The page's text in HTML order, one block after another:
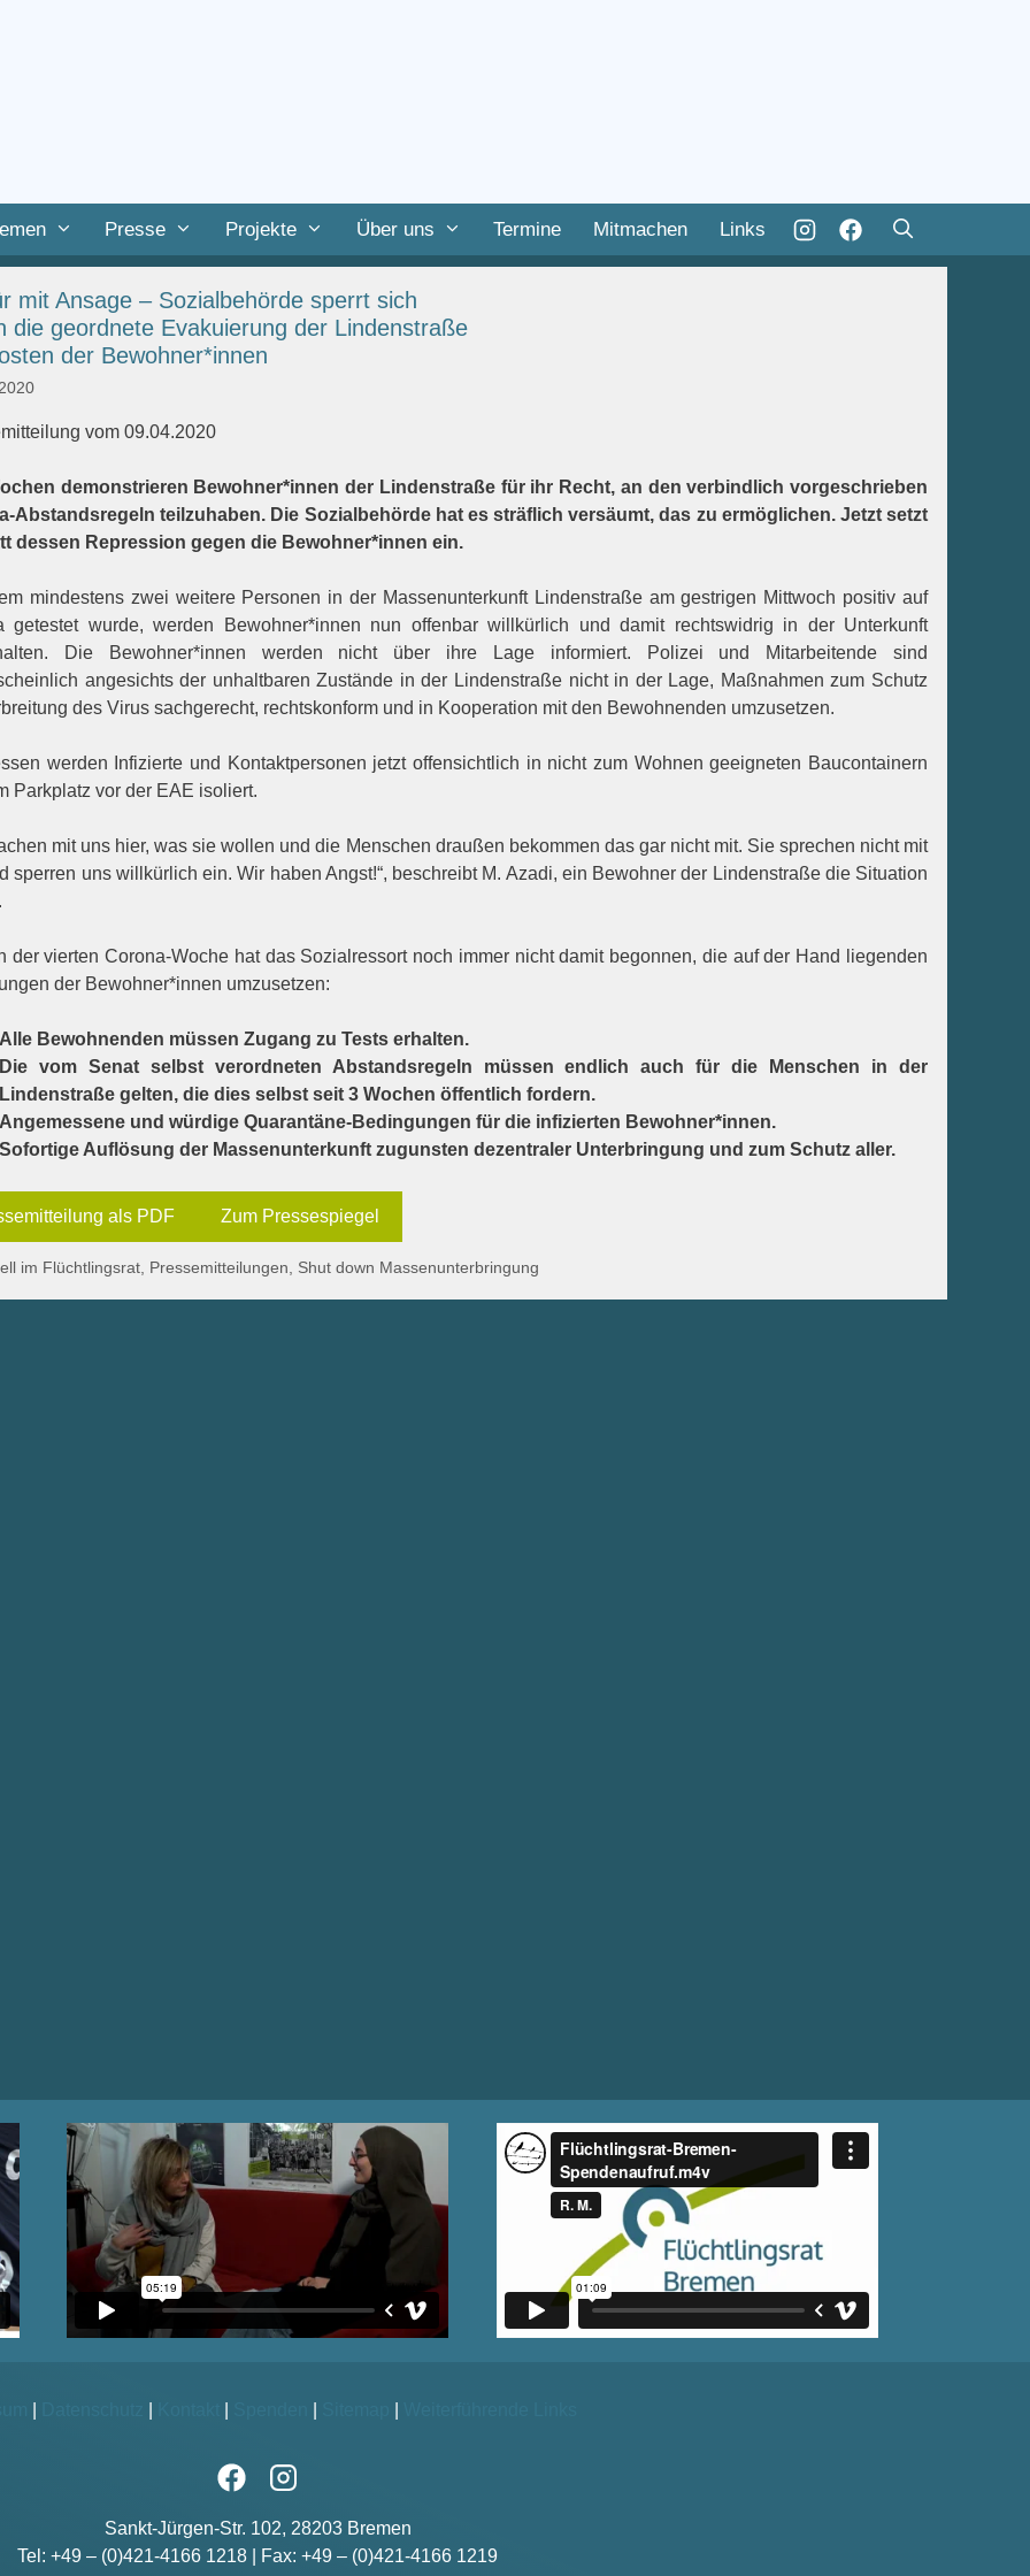
Presse Projekte Über uns Termine Mitmachen Links
mit Ansage – Sozialbehörde sperrt sich
die geordnete Evakuierung der Lindenstraße
der Bewohner*innen
vom 09.04.2020
demonstrieren Bewohner*innen der Lindenstraße für ihr Recht, an den verbindlich vorgeschrieben
Abstandsregeln teilzuhaben. Die Sozialbehörde hat es sträflich versäumt, das zu ermöglichen. Jetzt setzt
dessen Repression gegen die Bewohner*innen ein.
mindestens zwei weitere Personen in der Massenunterkunft Lindenstraße am gestrigen Mittwoch positiv auf
getestet wurde, werden Bewohner*innen nun offenbar willkürlich und damit rechtswidrig in der Unterkunft
Die Bewohner*innen werden nicht über ihre Lage informiert. Polizei und Mitarbeitende sind
angesichts der unhaltbaren Zustände in der Lindenstraße nicht in der Lage, Maßnahmen zum Schutz
des Virus sachgerecht, rechtskonform und in Kooperation mit den Bewohnenden umzusetzen.
werden Infizierte und Kontaktpersonen jetzt offensichtlich in nicht zum Wohnen geeigneten Baucontainern
Parkplatz vor der EAE isoliert.
mit uns hier, was sie wollen und die Menschen draußen bekommen das gar nicht mit. Sie sprechen nicht mit
sperren uns willkürlich ein. Wir haben Angst!“, beschreibt M. Azadi, ein Bewohner der Lindenstraße die Situation
der vierten Corona-Woche hat das Sozialressort noch immer nicht damit begonnen, die auf der Hand liegenden
der Bewohner*innen umzusetzen:
Alle Bewohnenden müssen Zugang zu Tests erhalten.
Die vom Senat selbst verordneten Abstandsregeln müssen endlich auch für die Menschen in der
Lindenstraße gelten, die dies selbst seit 3 Wochen öffentlich fordern.
Angemessene und würdige Quarantäne-Bedingungen für die infizierten Bewohner*innen.
Sofortige Auflösung der Massenunterkunft zugunsten dezentraler Unterbringung und zum Schutz aller.
als PDF Zum Pressespiegel
im Flüchtlingsrat, Pressemitteilungen, Shut down Massenunterbringung
Sankt-Jürgen-Str. 102, 28203 Bremen
Tel: +49 – (0)421-4166 1218 | Fax: +49 – (0)421-4166 1219